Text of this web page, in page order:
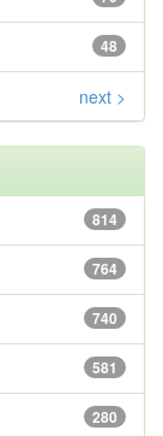
48
next >
814
764
740
581
280